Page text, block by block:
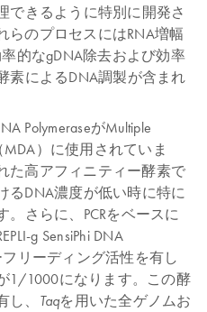
できるように特別に開発さ
らのプロセスにはRNA増幅
的なgDNA除去および効率
素によるDNA調製が含まれ
PolymeraseがMultiple
MDA）に使用されていま
た高アフィニティー酵素で
るDNA濃度が低い時に特に
さらに、PCRをベースに
g SensiPhi DNA
フリーディング活性を有し
1/1000になります。この酵
、
Taqを用いた全ゲノムお